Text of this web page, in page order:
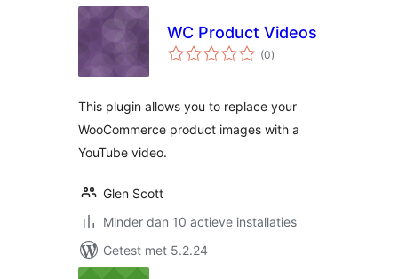
WC Product Videos
(0totaal
waarderingen
)
This plugin allows you to replace your
WooCommerce product images with a
YouTube video.
Glen Scott
Minder dan 10 actieve installaties
Getest met 5.2.24